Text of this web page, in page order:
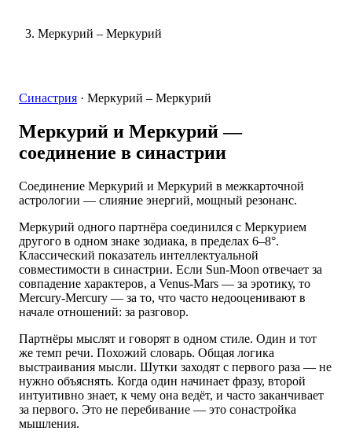
Меркурий – Меркурий
Синастрия · Меркурий – Меркурий
Меркурий и Меркурий—
соединение в синастрии
Соединение Меркурий и Меркурий в межкарточной
астрологии — слияние энергий, мощный резонанс.
Меркурий одного партнёра соединился с Меркурием
другого в одном знаке зодиака, в пределах 6–8°.
Классический показатель интеллектуальной
совместимости в синастрии. Если Sun-Moon отвечает за
совпадение характеров, а Venus-Mars — за эротику, то
Mercury-Mercury — за то, что часто недооценивают в
начале отношений: за разговор.
Партнёры мыслят и говорят в одном стиле. Один и тот
же темп речи. Похожий словарь. Общая логика
выстраивания мысли. Шутки заходят с первого раза — не
нужно объяснять. Когда один начинает фразу, второй
интуитивно знает, к чему она ведёт, и часто заканчивает
за первого. Это не перебивание — это сонастройка
мышления.